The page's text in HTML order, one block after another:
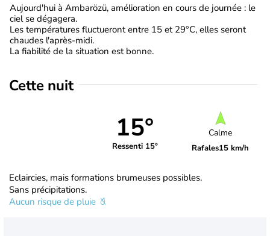
Aujourd'hui à Ambarözü, amélioration en cours de journée : le
ciel se dégagera.
Les températures fluctueront entre 15 et 29°C, elles seront
chaudes l'après-midi.
La fiabilité de la situation est bonne.
Cette nuit
15°
Ressenti 15°
Calme
Rafales15 km/h
Eclaircies, mais formations brumeuses possibles.
Sans précipitations.
Aucun risque de pluie